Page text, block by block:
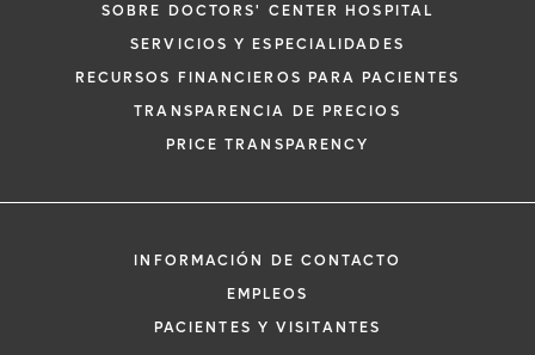
*Si tiene una emergencia médica, llame
inmediato.
El siguiente formulario solo crea una
no una cita confirmada. Al completarlo,
representante se pondrá en contacto
información médica por correo
Orlando Health y sus afiliados.
SOBRE DOCTORS' CENTER HOSPITAL
SERVICIOS Y ESPECIALIDADES
RECURSOS FINANCIEROS PARA PACIENTES
TRANSPARENCIA DE PRECIOS
PRICE TRANSPARENCY
INFORMACIÓN DE CONTACTO
EMPLEOS
PACIENTES Y VISITANTES